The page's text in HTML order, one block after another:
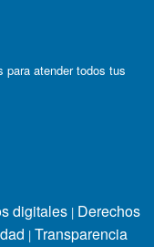
atender todos tus
digitales | Derechos
| Transparencia